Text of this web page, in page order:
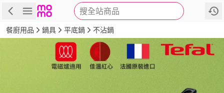
搜全站商品
商品 評價 詳情
餐廚用品 鍋具 平底鍋 不沾鍋